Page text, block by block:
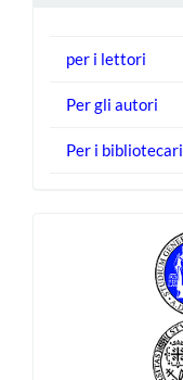
per i lettori
Per gli autori
Per i bibliotecari